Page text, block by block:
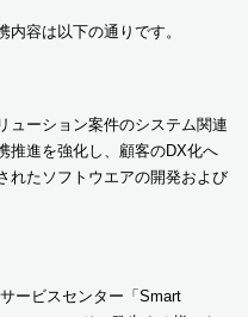
容は以下の通りです。
ューション案件のシステム関連
推進を強化し、顧客のDX化へ
れたソフトウエアの開発および
ービスセンター「Smart